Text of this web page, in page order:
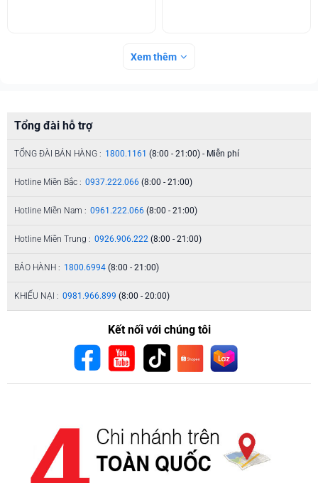
Xem thêm
Tổng đài hỗ trợ
TỔNG ĐÀI BÁN HÀNG : 1800.1161 (8:00 - 21:00) - Miễn phí
Hotline Miền Bắc : 0937.222.066 (8:00 - 21:00)
Hotline Miền Nam : 0961.222.066 (8:00 - 21:00)
Hotline Miền Trung : 0926.906.222 (8:00 - 21:00)
BẢO HÀNH : 1800.6994 (8:00 - 21:00)
KHIẾU NẠI : 0981.966.899 (8:00 - 20:00)
Kết nối với chúng tôi